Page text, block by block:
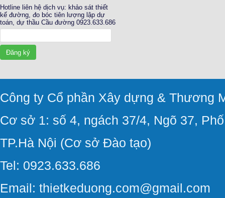
Hotline liên hệ dịch vụ: khảo sát thiết
kế đường, đo bóc tiên lượng lập dự
toán, dự thầu Cầu đường 0923.633.686
Đăng ký
Công ty Cổ phần Xây dựng & Thương
Cơ sở 1: số 4, ngách 37/4, Ngõ 37,
TP.Hà Nội (Cơ sở Đào tạo)
Tel: 0923.633.686
Email: thietkeduong.com@gmail.com